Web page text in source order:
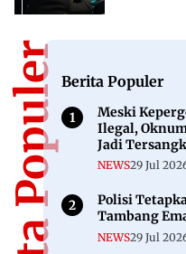
Berita Populer
Meski
Ilegal,
Jadi
NEWS29 Jul
Polisi
Tambang
NEWS29 Jul